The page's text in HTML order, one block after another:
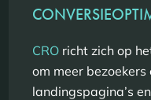
CRO richt zich op
om meer
landingspagina’s